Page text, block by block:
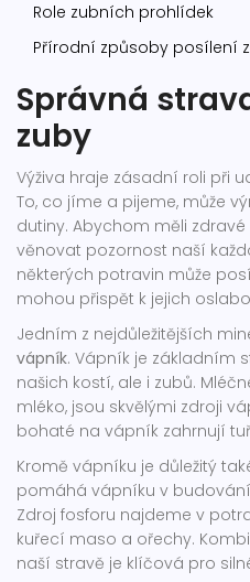
Role zubních prohlídek
Přírodní způsoby posílení
Správná
zuby
Výživa hraje zásadní roli při
To, co jíme a pijeme, může
dutiny. Abychom měli zdravé
věnovat pozornost naší
některých potravin může
mohou přispět k jejich
Jedním z nejdůležitějších
vápník. Vápník je základním
našich kostí, ale i zubů.
mléko, jsou skvělými zdroji
bohaté na vápník zahrnují
Kromě vápníku je důležitý
pomáhá vápníku v
Zdroj fosforu najdeme v
kuřecí maso a ořechy.
naší stravě je klíčová pro